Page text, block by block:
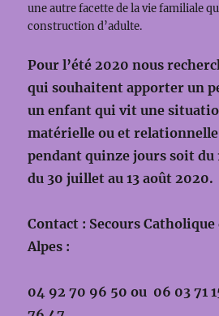
une autre facette de la vie familiale
construction d’adulte.
Pour l’été 2020 nous
qui souhaitent apporter un
un enfant qui vit une
matérielle ou et relationnelle
pendant quinze jours soit du
du 30 juillet au 13 août 2020.
Contact : Secours
Alpes :
04 92 70 96 50 ou 06 03 71